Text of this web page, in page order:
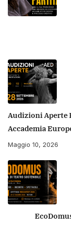
Audizioni Aperte
Accademia
Recitazione A
Maggio 10, 2026